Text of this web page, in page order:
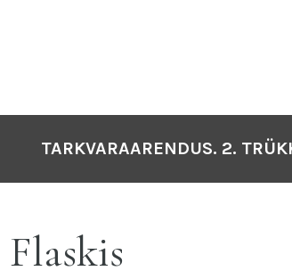
TARKVARAARENDUS. 2.
Flaskis